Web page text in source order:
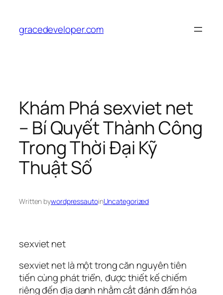
content
gracedeveloper.com
Khám Phá sexviet net
– Bí Quyết Thành Công
Trong Thời Đại Kỹ
Thuật Số
Written bywordpressautoinUncategorized
sexviet net
sexviet net là một trong căn nguyên tiên
tiến cùng phát triển, được thiết kế chiếm
riêng đến địa danh nhằm cắt đánh đấm hóa